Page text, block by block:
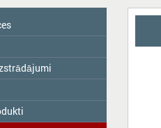
darbs